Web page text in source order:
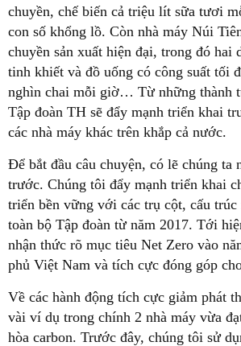
chuyền, chế biến cả triệu lít sữa tươi
con số khổng lồ. Còn nhà máy Núi
chuyền sản xuất hiện đại, trong đó hai
tinh khiết và đồ uống có công suất tối
nghìn chai mỗi giờ… Từ những thành
Tập đoàn TH sẽ đẩy mạnh triển khai
các nhà máy khác trên khắp cả nước.
Để bắt đầu câu chuyện, có lẽ chúng ta
trước. Chúng tôi đẩy mạnh triển khai
triển bền vững với các trụ cột, cấu trúc
toàn bộ Tập đoàn từ năm 2017. Tới
nhận thức rõ mục tiêu Net Zero vào
phủ Việt Nam và tích cực đóng góp
Về các hành động tích cực giảm phát
vài ví dụ trong chính 2 nhà máy vừa
hòa carbon. Trước đây, chúng tôi sử